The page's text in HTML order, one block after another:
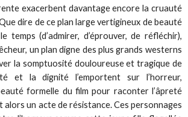
exacerbent davantage encore la cruauté
dire de ce plan large vertigineux de beauté
temps (d’admirer, d’éprouver, de réfléchir),
un plan digne des plus grands westerns
la somptuosité douloureuse et tragique de
et la dignité l’emportent sur l’horreur,
formelle du film pour raconter l’âpreté
alors un acte de résistance. Ces personnages